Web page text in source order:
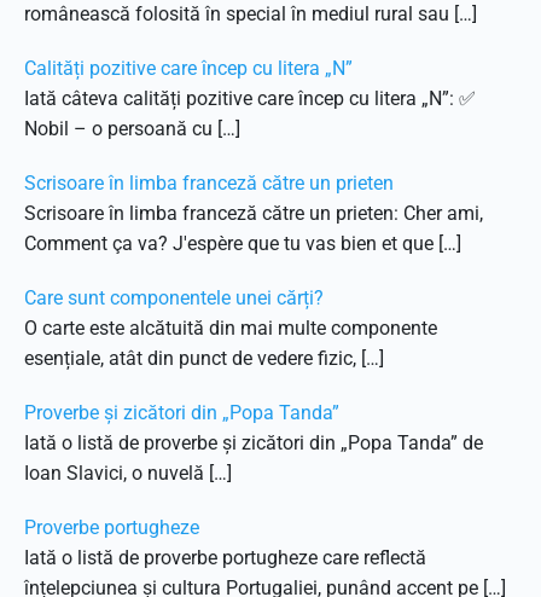
românească folosită în special în mediul rural sau […]
Calități pozitive care încep cu litera „N”
Iată câteva calități pozitive care încep cu litera „N”: ✅
Nobil – o persoană cu […]
Scrisoare în limba franceză către un prieten
Scrisoare în limba franceză către un prieten: Cher ami,
Comment ça va? J'espère que tu vas bien et que […]
Care sunt componentele unei cărți?
O carte este alcătuită din mai multe componente
esențiale, atât din punct de vedere fizic, […]
Proverbe și zicători din „Popa Tanda”
Iată o listă de proverbe și zicători din „Popa Tanda” de
Ioan Slavici, o nuvelă […]
Proverbe portugheze
Iată o listă de proverbe portugheze care reflectă
înțelepciunea și cultura Portugaliei, punând accent pe […]